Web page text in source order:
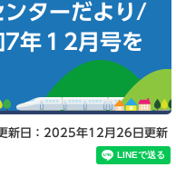
ンターだより/
年１2月号を
新日：2025年12月26日更新